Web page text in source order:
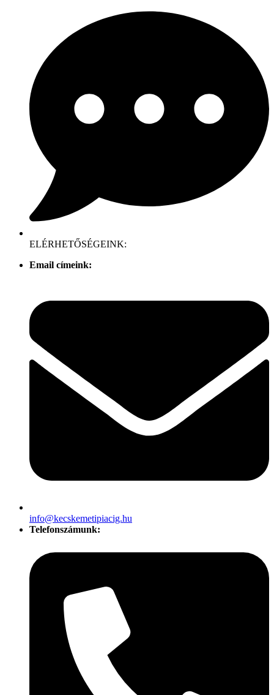
ELÉRHETŐSÉGEINK:
Email címeink:
info@kecskemetipiacig.hu
Telefonszámunk: